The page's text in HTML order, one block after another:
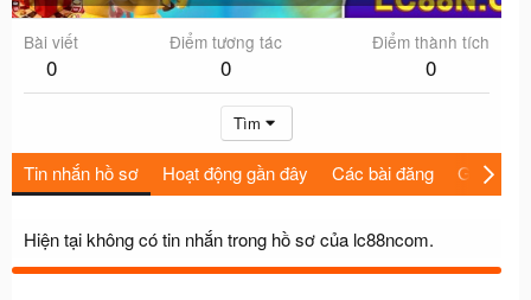
Bài viết
0
Điểm tương tác
0
Điểm thành tích
0
Tìm
Tin nhắn hồ sơ Hoạt động gần đây Các bài đăng Giới thiệu
Hiện tại không có tin nhắn trong hồ sơ của lc88ncom.